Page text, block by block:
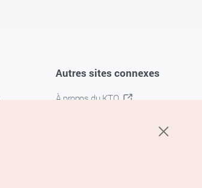
Autres sites connexes
À propos du KTO